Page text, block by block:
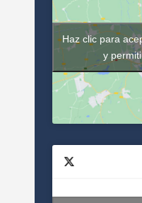
Haz clic para
y